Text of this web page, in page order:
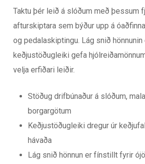
Taktu þér leið á slóðum með þessum
afturskiptara sem býður upp á
og pedalaskiptingu. Lág snið hönnunin
keðjustöðugleiki gefa
velja erfiðari leiðir.
Stöðug drifbúnaður á slóðum,
borgargötum
Keðjustöðugleiki dregur úr
hávaða
Lág snið hönnun er fínstillt fyrir